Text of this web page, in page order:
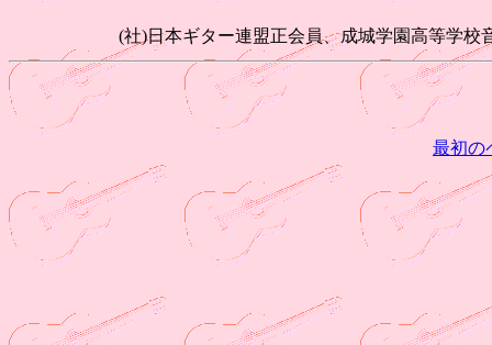
(社)日本ギター連盟正会員、成城学園高等学校
最初の